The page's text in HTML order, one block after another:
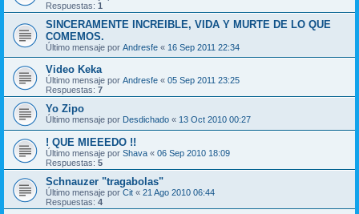
Respuestas: 1
SINCERAMENTE INCREIBLE, VIDA Y MURTE DE LO QUE
COMEMOS.
Último mensaje por Andresfe « 16 Sep 2011 22:34
Video Keka
Último mensaje por Andresfe « 05 Sep 2011 23:25
Respuestas: 7
Yo Zipo
Último mensaje por Desdichado « 13 Oct 2010 00:27
! QUE MIEEEDO !!
Último mensaje por Shava « 06 Sep 2010 18:09
Respuestas: 5
Schnauzer "tragabolas"
Último mensaje por Cit « 21 Ago 2010 06:44
Respuestas: 4